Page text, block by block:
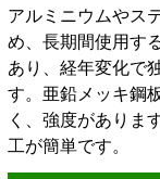
アルミニウムやス
め、長期間使用す
あり、経年変化で
す。亜鉛メッキ鋼
く、強度がありま
工が簡単です。